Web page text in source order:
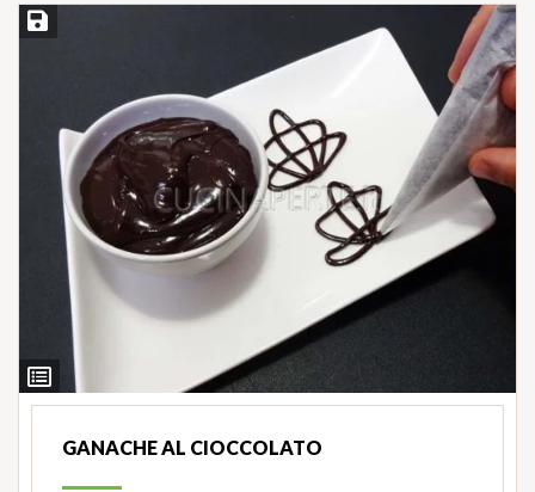
Ingredienti
Salva ricetta
GANACHE AL CIOCCOLATO